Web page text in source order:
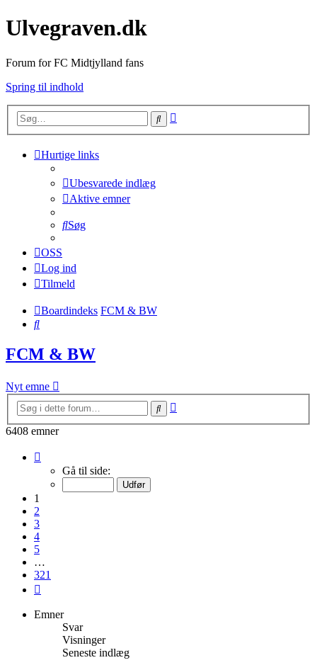
Ulvegraven.dk
Forum for FC Midtjylland fans
Spring til indhold
Søg
Hurtige links
Ubesvarede indlæg
Aktive emner
Søg
OSS
Log ind
Tilmeld
Boardindeks FCM & BW
Søg
FCM & BW
Nyt emne
Søg
6408 emner
Gå til side:
1
2
3
4
5
…
321
Emner
Svar
Visninger
Seneste indlæg